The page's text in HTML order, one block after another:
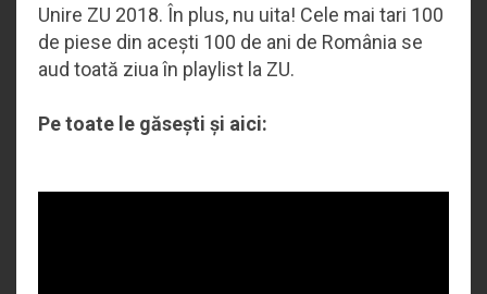
Unire ZU 2018. În plus, nu uita! Cele mai tari 100
de piese din acești 100 de ani de România se
aud toată ziua în playlist la ZU.
Pe toate le găsești și aici: